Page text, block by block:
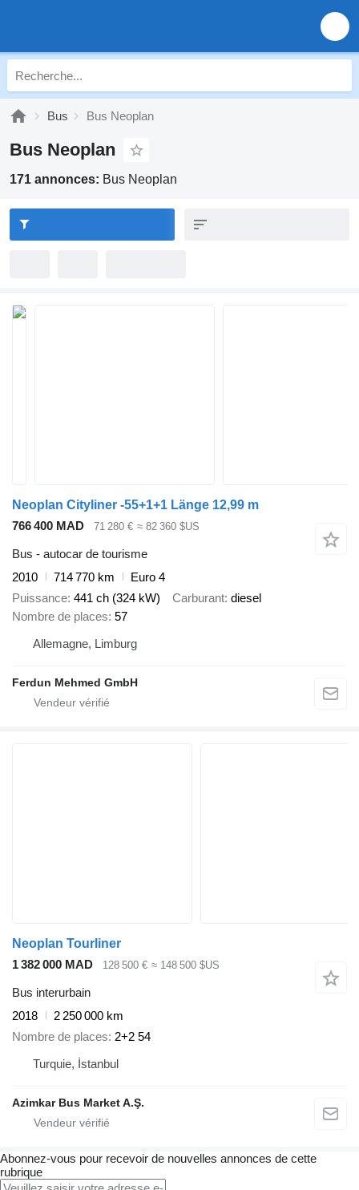
Bus Bus Neoplan
Bus Neoplan
171 annonces: Bus Neoplan
Neoplan Cityliner -55+1+1 Länge 12,99 m
766 400 MAD
71 280 € ≈ 82 360 $US
Bus - autocar de tourisme
2010
714 770 km
Euro 4
Puissance 441 ch (324 kW) Carburant diesel
Nombre de places 57
Allemagne, Limburg
Ferdun Mehmed GmbH
Neoplan Tourliner
1 382 000 MAD
128 500 € ≈ 148 500 $US
Bus interurbain
2018
2 250 000 km
Nombre de places 2+2 54
Turquie, İstanbul
Azimkar Bus Market A.Ş.
Abonnez-vous pour recevoir de nouvelles annonces de cette
rubrique